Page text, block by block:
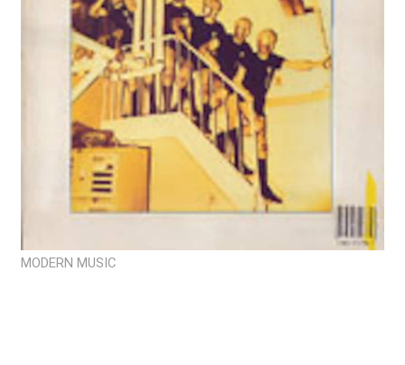
MODERN MUSIC